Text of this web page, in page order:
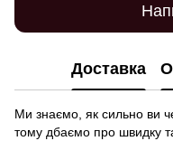
Доставка
Ми знаємо, як сильно ви
тому дбаємо про швидку